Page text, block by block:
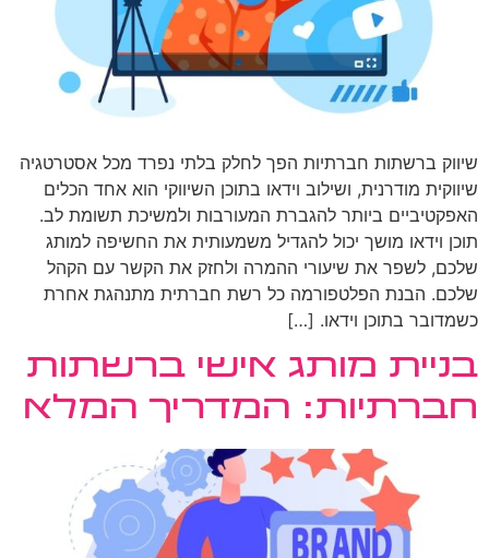
שיווק ברשתות חברתיות הפך לחלק בלתי נפרד מכל אסטרטגיה
שיווקית מודרנית, ושילוב וידאו בתוכן השיווקי הוא אחד הכלים
האפקטיביים ביותר להגברת המעורבות ולמשיכת תשומת לב.
תוכן וידאו מושך יכול להגדיל משמעותית את החשיפה למותג
שלכם, לשפר את שיעורי ההמרה ולחזק את הקשר עם הקהל
שלכם. הבנת הפלטפורמה כל רשת חברתית מתנהגת אחרת
כשמדובר בתוכן וידאו. […]
בניית מותג אישי ברשתות
חברתיות: המדריך המלא